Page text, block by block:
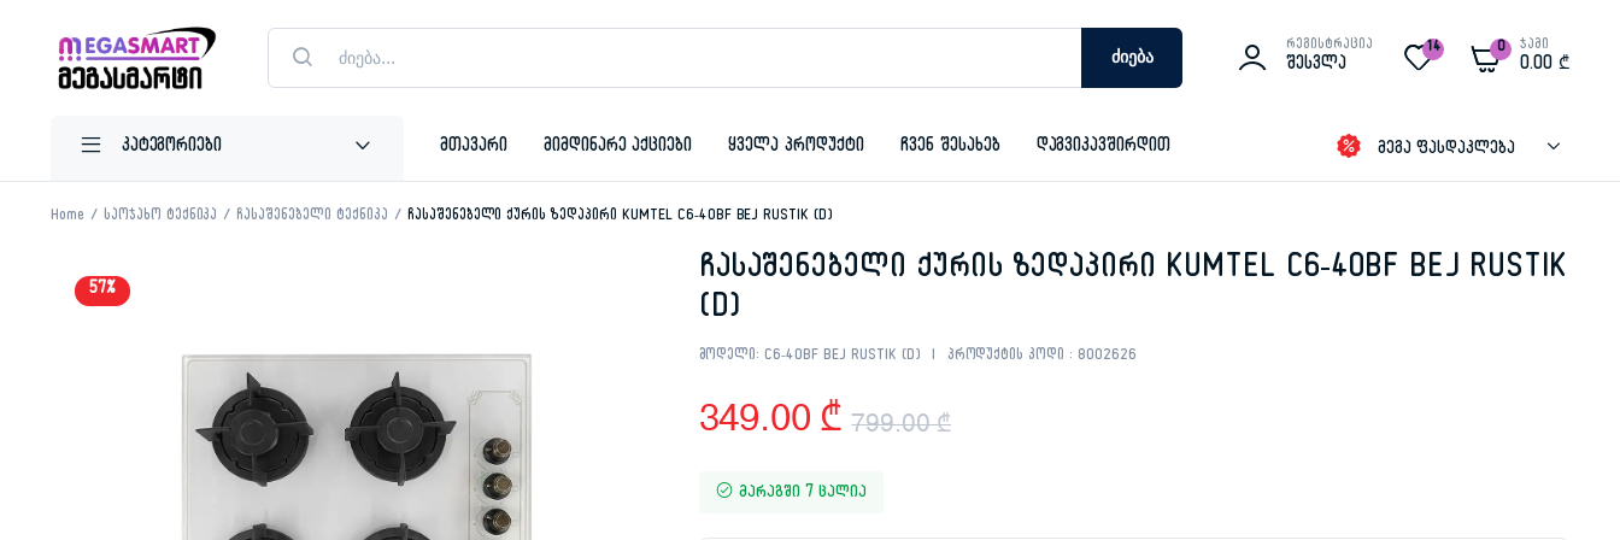
Products
search
Ძიება
რეგისტრაცია
Შესვლა
14 0 ჯამი
0.00₾
მთავარი მიმდინარე აქციები ყველა პროდუქტი ჩვენ შესახებ დაგვიკავშირდით მეგა ფასდაკლება
Home საოჯახო ტექნიკა ჩასაშენებელი ტექნიკა ჩასაშენებელი ქურის ზედაპირი KUMTEL C6-40BF BEJ RUSTIK (D)
57%
ჩასაშენებელი ქურის ზედაპირი KUMTEL C6-40BF BEJ RUSTIK
(D)
მოდელი: C6-40BF BEJ RUSTIK (D) პროდუქტის კოდი : 8002626
799.00₾
price
349.00 ₾
price
მარაგში 7 ცალია